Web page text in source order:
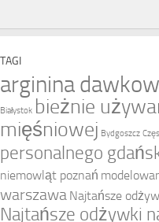
TAGI
arginina
Białystok bieżnie
mięśniowej Bydgoszcz
personalnego
niemowląt poznań
warszawa Najtańsze
Najtańsze odżywki